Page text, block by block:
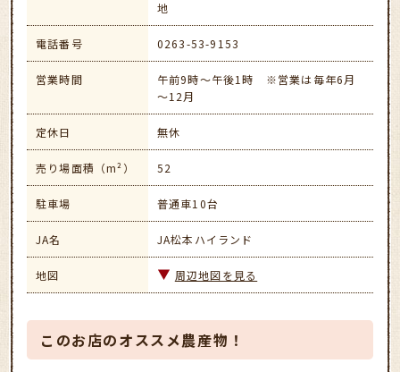
地
電話番号 0263-53-9153
営業時間
午前9時～午後1時 ※営業は毎年6月
～12月
定休日 無休
売り場面積（m²） 52
駐車場 普通車10台
JA名 JA松本ハイランド
地図 周辺地図を見る
このお店のオススメ農産物！